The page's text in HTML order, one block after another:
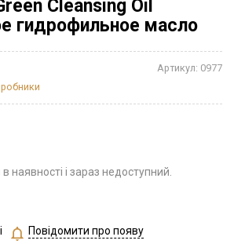
Cleansing Oil
гидрофильное масло
Артикул: 0977
наявності і зараз недоступний.
Повідомити про появу